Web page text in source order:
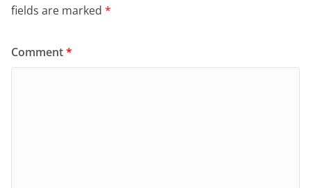
fields are marked *
Comment*